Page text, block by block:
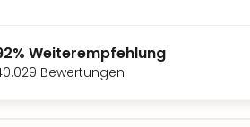
% Weiterempfehlung
Bewertungen